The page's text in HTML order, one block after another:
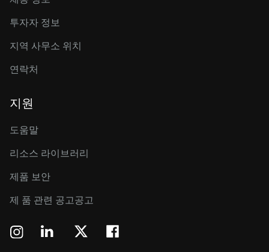
투자자 정보
지역 사무소 위치
연락처
지원
도움말
리소스 라이브러리
제품 보안
제 품 관련 공고공고